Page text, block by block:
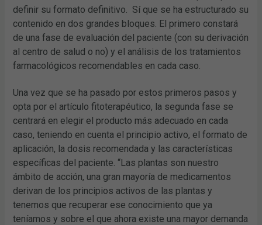
definir su formato definitivo. Sí que se ha estructurado su
contenido en dos grandes bloques. El primero constará
de una fase de evaluación del paciente (con su derivación
al centro de salud o no) y el análisis de los tratamientos
farmacológicos recomendables en cada caso.
Una vez que se ha pasado por estos primeros pasos y
opta por el artículo fitoterapéutico, la segunda fase se
centrará en elegir el producto más adecuado en cada
caso, teniendo en cuenta el principio activo, el formato de
aplicación, la dosis recomendada y las características
específicas del paciente. “Las plantas son nuestro
ámbito de acción, una gran mayoría de medicamentos
derivan de los principios activos de las plantas y
tenemos que recuperar ese conocimiento que ya
teníamos y sobre el que ahora existe una mayor demanda